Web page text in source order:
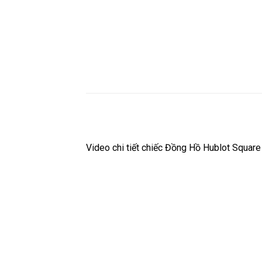
Video chi tiết chiếc Đồng Hồ Hublot